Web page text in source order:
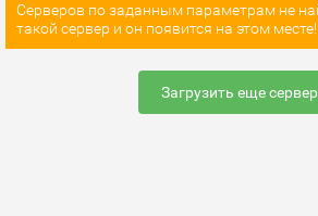
Серверов по заданным параметрам не
такой сервер и он появится на этом месте!
Загрузить еще